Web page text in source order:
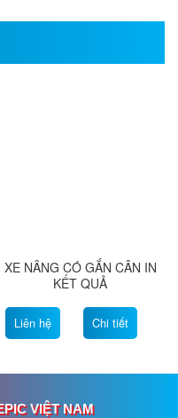
XE NÂNG CÓ GẮN CÂN IN
KẾT QUẢ
Liên hệ Chi tiết
VIỆT NAM